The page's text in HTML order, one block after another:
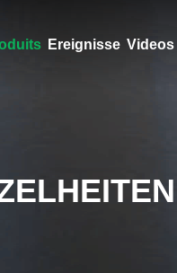
Ereignisse Videos